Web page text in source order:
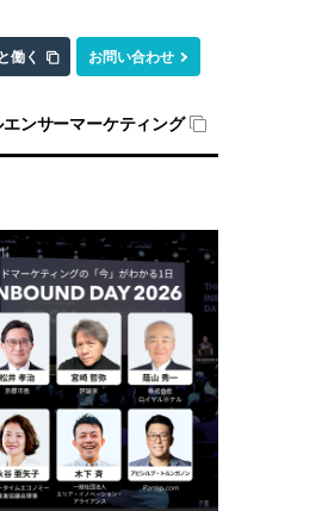
働く お問い合わせ
ンサーマーケティング